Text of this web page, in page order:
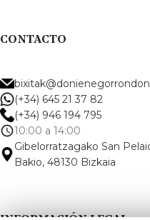
CONTACTO
(+34) 645 21 37 82
(+34) 946 194 795
10:00 a 14:00
Gibelorratzagako San
Bakio, 48130 Bizkaia